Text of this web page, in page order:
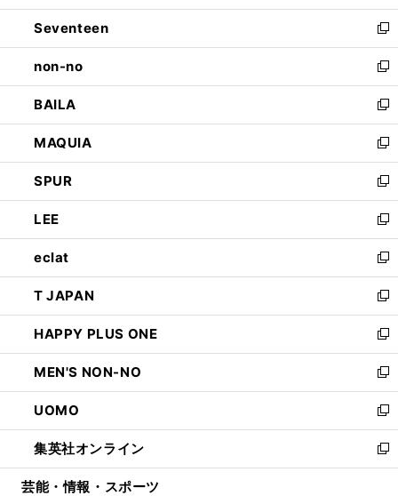
開
く
ウ
で
開
く
ン
ド
ウ
で
開
く
Seventeen
新
し
い
ウ
ィ
ン
ド
ウ
で
開
く
non-no
新
し
い
ウ
ィ
ン
ド
ウ
で
開
く
BAILA
新
し
い
ウ
ィ
ン
ド
ウ
で
開
く
MAQUIA
新
し
い
ウ
ィ
ン
ド
ウ
で
開
く
SPUR
新
し
い
ウ
ィ
ン
ド
ウ
で
開
く
LEE
新
し
い
ウ
ィ
ン
ド
ウ
で
開
く
eclat
新
し
い
ウ
ィ
ン
ド
ウ
で
開
く
T JAPAN
新
し
い
ウ
ィ
ン
ド
ウ
で
開
HAPPY PLUS ONE
新
し
い
ウ
ィ
ン
ド
ウ
MEN'S NON-NO
新
し
い
ウ
ィ
ン
UOMO
新
し
い
ウ
集英社オンライン
新
し
芸能・情報・スポーツ